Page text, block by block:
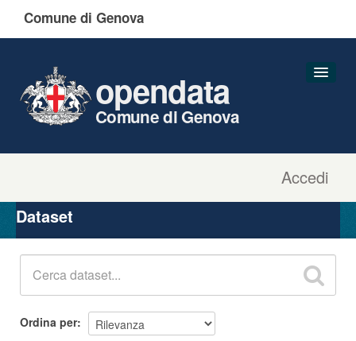
Comune di Genova
Accedi
opendata
Comune di Genova
Organizzazioni
Gruppi
Dataset
Ordina per